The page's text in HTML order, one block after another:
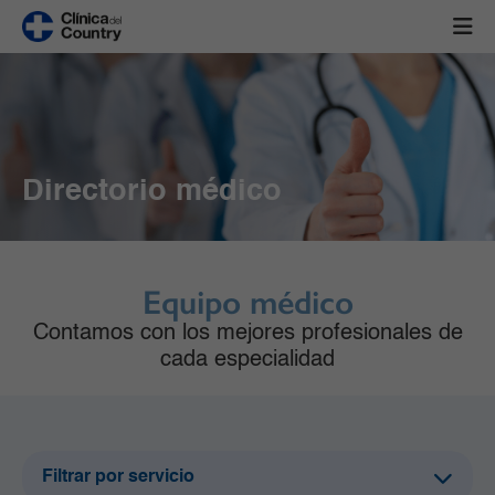
Directorio médico
Equipo médico
Contamos con los mejores profesionales de
cada especialidad
Filtrar por servicio